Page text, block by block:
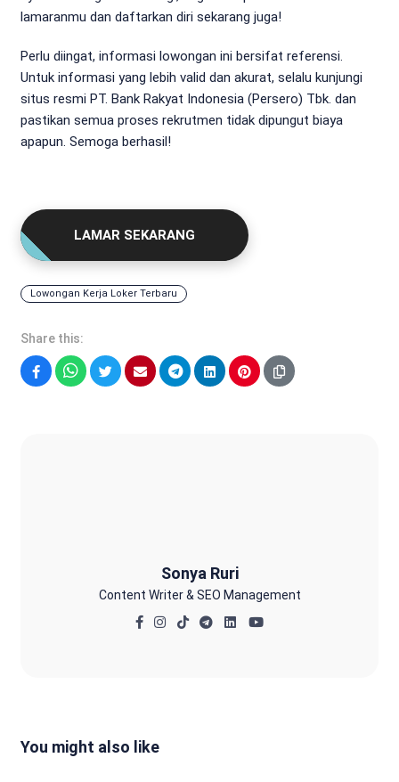
lamaranmu dan daftarkan diri sekarang juga!
Perlu diingat, informasi lowongan ini bersifat referensi.
Untuk informasi yang lebih valid dan akurat, selalu kunjungi
situs resmi PT. Bank Rakyat Indonesia (Persero) Tbk. dan
pastikan semua proses rekrutmen tidak dipungut biaya
apapun. Semoga berhasil!
LAMAR SEKARANG
Lowongan Kerja Loker Terbaru
Share this:
Sonya Ruri
Content Writer & SEO Management
You might also like